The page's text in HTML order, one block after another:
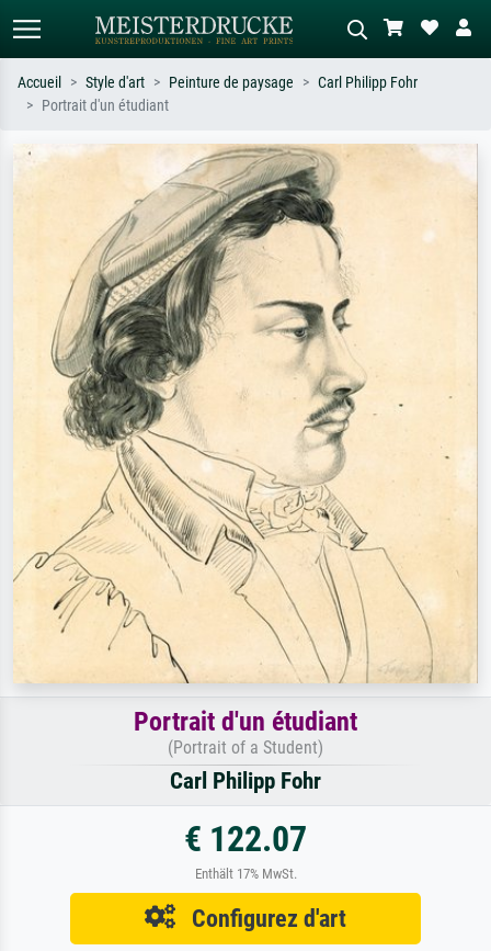
Recherchez par artiste, titre ou style –
ex. Monet, Nuit étoilée,
impressionnisme, vague de Hokusai,
nu.
Décrivez la scène – ex. prairie verte,
abstrait avec beaucoup de rouge,
tableau sombre, nu debout près d'un
Accueil Style d'art Peinture de paysage
Carl Philipp Fohr
Portrait d'un étudiant
Portrait d'un étudiant
(Portrait of a Student)
Carl Philipp Fohr
€ 122.07
Enthält 17% MwSt.
Configurez d'art